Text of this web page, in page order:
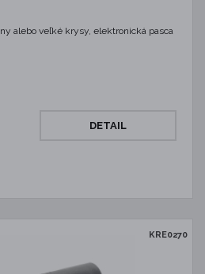
alebo veľké krysy, elektronická pasca
DETAIL
KRE0270